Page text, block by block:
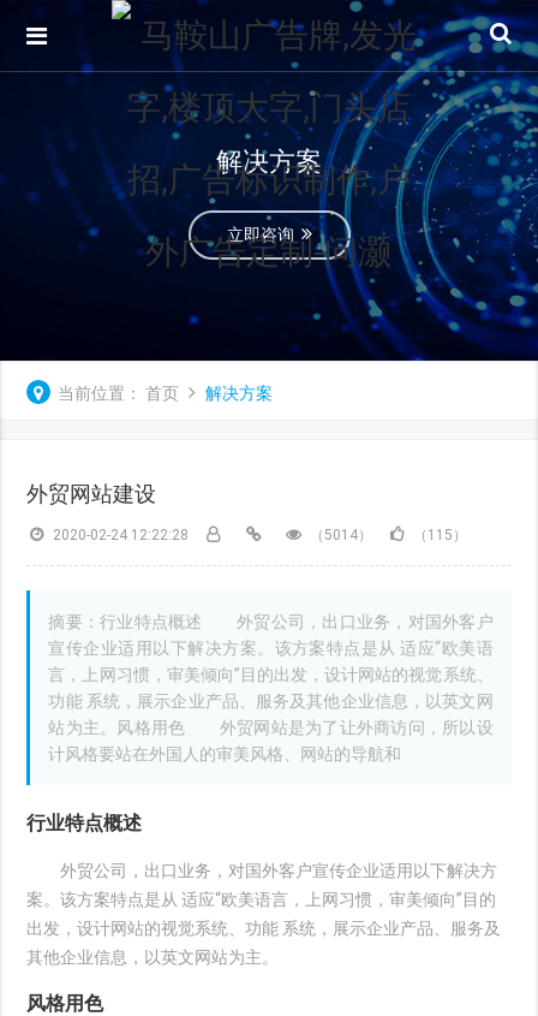
解决方案
立即咨询
当前位置： 首页 解决方案
外贸网站建设
2020-02-24 12:22:28 （5014） （115）
摘要：行业特点概述 外贸公司，出口业务，对国外客户
宣传企业适用以下解决方案。该方案特点是从 适应“欧美语
言，上网习惯，审美倾向”目的出发，设计网站的视觉系统、
功能 系统，展示企业产品、服务及其他企业信息，以英文网
站为主。风格用色 外贸网站是为了让外商访问，所以设
计风格要站在外国人的审美风格、网站的导航和
行业特点概述
外贸公司，出口业务，对国外客户宣传企业适用以下解决方
案。该方案特点是从 适应“欧美语言，上网习惯，审美倾向”目的
出发，设计网站的视觉系统、功能 系统，展示企业产品、服务及
其他企业信息，以英文网站为主。
风格用色